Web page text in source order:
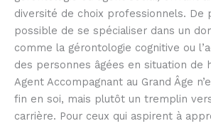
diversité de choix professionnels. De
possible de se spécialiser dans un
comme la gérontologie cognitive ou
des personnes âgées en situation de
Agent Accompagnant au Grand Âge
fin en soi, mais plutôt un tremplin
carrière. Pour ceux qui aspirent à